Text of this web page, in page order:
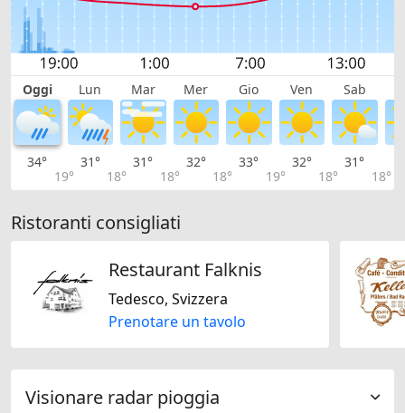
Oggi Lun Mar Mer Gio Ven Sab
34°
19°
31°
18°
31°
18°
32°
18°
33°
19°
32°
18°
31°
18°
Ristoranti consigliati
Restaurant Falknis
Tedesco, Svizzera
Prenotare un tavolo
Visionare radar pioggia